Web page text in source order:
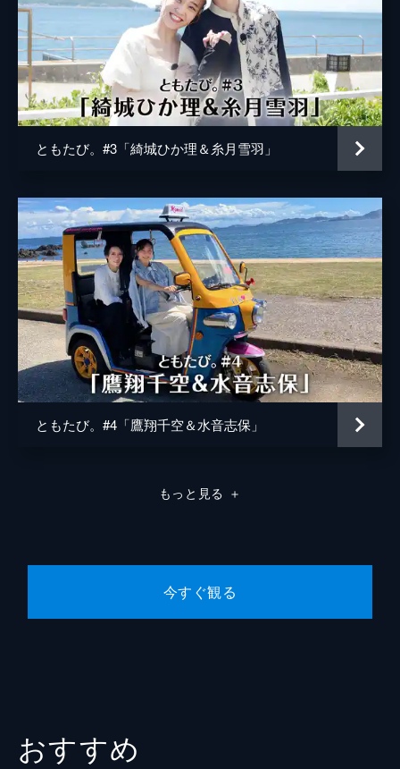
ともたび。#3「綺城ひか理＆糸月雪羽」
ともたび。#4「鷹翔千空＆水音志保」
もっと見る ＋
今すぐ観る
おすすめ